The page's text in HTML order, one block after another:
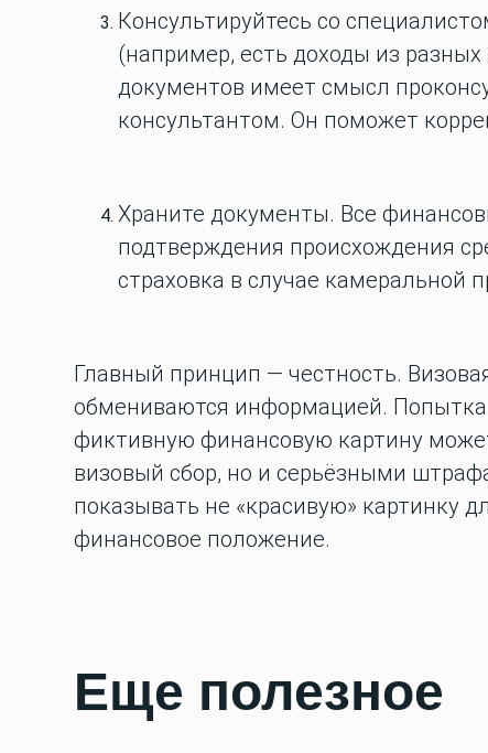
Консультируйтесь со
(например, есть доходы из
документов имеет смысл
консультантом. Он поможет
Храните документы. Все
подтверждения происхождения
страховка в случае камеральной
Главный принцип — честность.
обмениваются информацией. Попытка
фиктивную финансовую картину
визовый сбор, но и серьёзными
показывать не «красивую» картинку
финансовое положение.
Еще полезное